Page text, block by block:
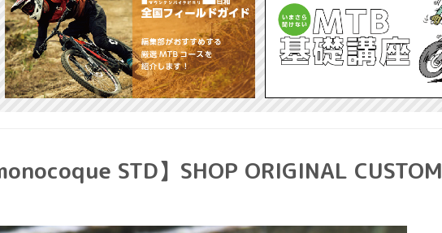
STD】SHOP ORIGINAL CUSTOM